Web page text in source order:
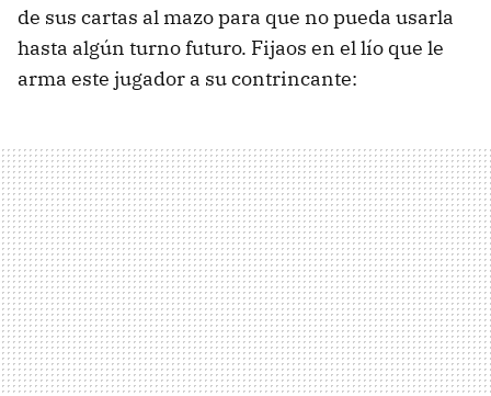
de sus cartas al mazo para que no pueda usarla
hasta algún turno futuro. Fijaos en el lío que le
arma este jugador a su contrincante: